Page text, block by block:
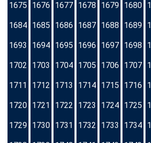
1675 1676 1677 1678 1679 1680
1684 1685 1686 1687 1688 1689
1693 1694 1695 1696 1697 1698
1702 1703 1704 1705 1706 1707
1711 1712 1713 1714 1715 1716
1720 1721 1722 1723 1724 1725
1729 1730 1731 1732 1733 1734